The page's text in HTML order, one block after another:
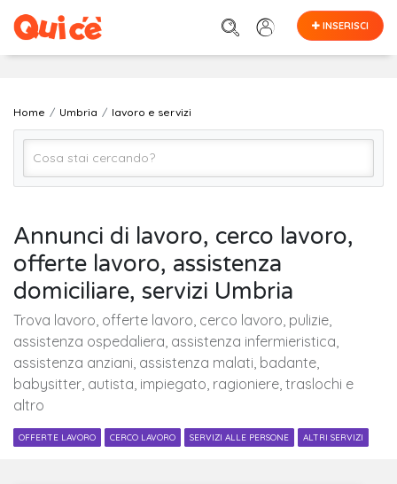
INSERISCI
Home Umbria lavoro e servizi
UMBRIA (regione)
Cerca
Annunci di lavoro, cerco lavoro,
offerte lavoro, assistenza
domiciliare, servizi Umbria
Trova lavoro, offerte lavoro, cerco lavoro, pulizie,
assistenza ospedaliera, assistenza infermieristica,
assistenza anziani, assistenza malati, badante,
babysitter, autista, impiegato, ragioniere, traslochi e
altro
OFFERTE LAVORO CERCO LAVORO SERVIZI ALLE PERSONE ALTRI SERVIZI